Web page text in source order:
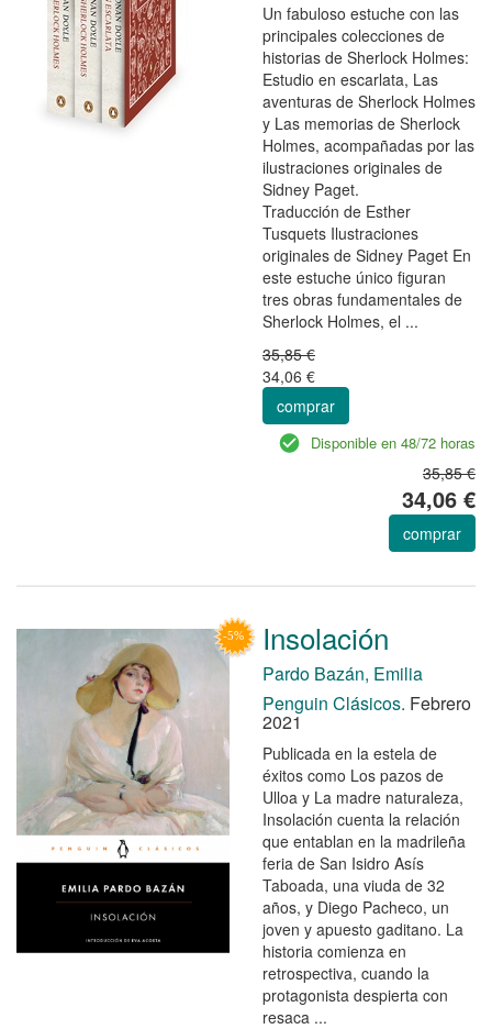
Un fabuloso estuche con las
principales colecciones de
historias de Sherlock Holmes:
Estudio en escarlata, Las
aventuras de Sherlock Holmes
y Las memorias de Sherlock
Holmes, acompañadas por las
ilustraciones originales de
Sidney Paget.
Traducción de Esther
Tusquets Ilustraciones
originales de Sidney Paget En
este estuche único figuran
tres obras fundamentales de
Sherlock Holmes, el ...
35,85 €
34,06 €
comprar
Disponible en 48/72 horas
35,85 €
34,06 €
comprar
Insolación
Pardo Bazán, Emilia
Penguin Clásicos. Febrero
2021
Publicada en la estela de
éxitos como Los pazos de
Ulloa y La madre naturaleza,
Insolación cuenta la relación
que entablan en la madrileña
feria de San Isidro Asís
Taboada, una viuda de 32
años, y Diego Pacheco, un
joven y apuesto gaditano. La
historia comienza en
retrospectiva, cuando la
protagonista despierta con
resaca ...